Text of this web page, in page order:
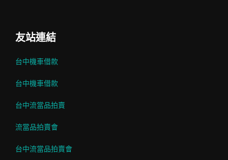
友站連結
台中機車借款
台中機車借款
台中流當品拍賣
流當品拍賣會
台中流當品拍賣會